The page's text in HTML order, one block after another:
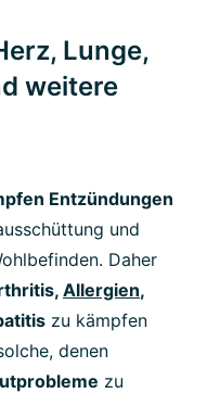
Lunge,
weitere
Entzündungen
und
Daher
Allergien,
zu kämpfen
denen
zu